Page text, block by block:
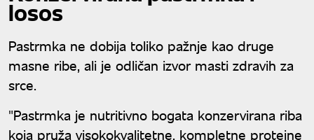
losos
Pastrmka ne dobija toliko pažnje kao druge
masne ribe, ali je odličan izvor masti zdravih za
srce.
"Pastrmka je nutritivno bogata konzervirana riba
koja pruža visokokvalitetne, kompletne proteine